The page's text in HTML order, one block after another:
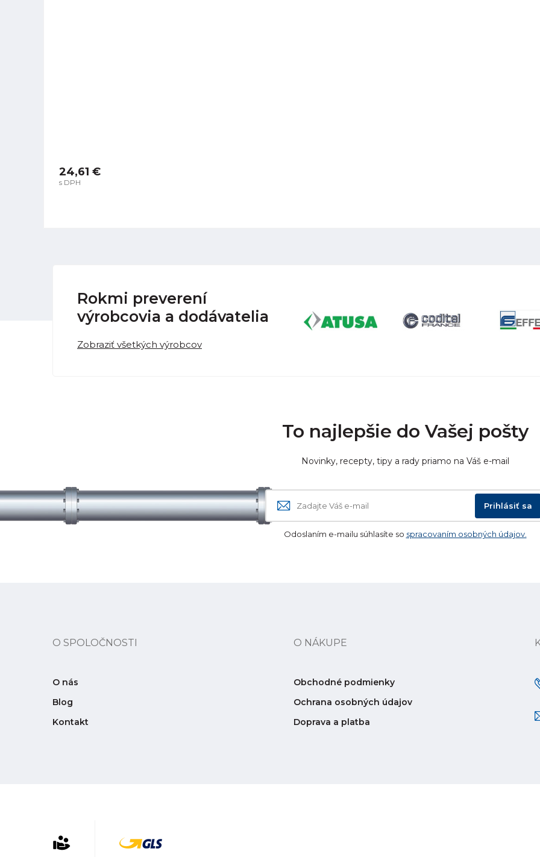
24,61 €
s DPH
Rokmi preverení
výrobcovia a dodávatelia
Zobraziť všetkých výrobcov
To najlepšie do Vašej pošty
Novinky, recepty, tipy a rady priamo na Váš e-mail
Prihlásiť sa
Odoslaním e-mailu súhlasíte so spracovaním osobných údajov.
O SPOLOČNOSTI
O nás
Blog
Kontakt
O NÁKUPE
Obchodné podmienky
Ochrana osobných údajov
Doprava a platba